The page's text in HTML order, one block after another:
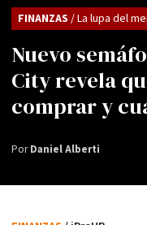
Nuevo
City revela
comprar y
FINANZAS / La lupa del
PorDaniel Alberti